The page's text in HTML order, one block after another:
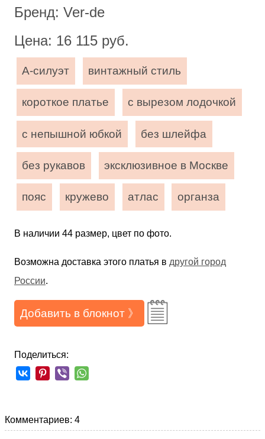
Бренд: Ver-de
Цена: 16 115 руб.
А-силуэт винтажный стиль
короткое платье с вырезом лодочкой
с непышной юбкой без шлейфа
без рукавов эксклюзивное в Москве
пояс кружево атлас органза
В наличии 44 размер, цвет по фото.
Возможна доставка этого платья в другой город
России.
Добавить в блокнот 》
Поделиться:
Комментариев: 4